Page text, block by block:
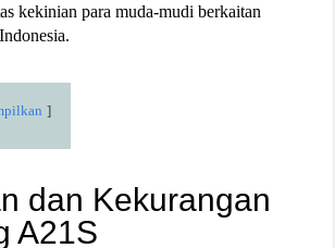
kekinian para muda-mudi berkaitan
dan Kekurangan
A21S